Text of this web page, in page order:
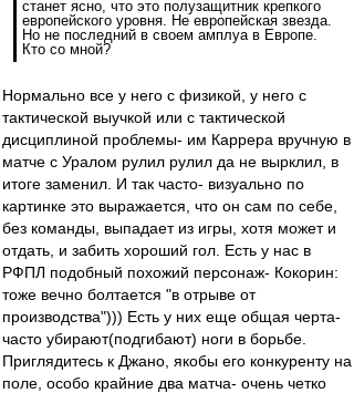
станет ясно, что это полузащитник крепкого
европейского уровня. Не европейская звезда.
Но не последний в своем амплуа в Европе.
Кто со мной?
Нормально все у него с физикой, у него с
тактической выучкой или с тактической
дисциплиной проблемы- им Каррера вручную в
матче с Уралом рулил рулил да не вырклил, в
итоге заменил. И так часто- визуально по
картинке это выражается, что он сам по себе,
без команды, выпадает из игры, хотя может и
отдать, и забить хороший гол. Есть у нас в
РФПЛ подобный похожий персонаж- Кокорин:
тоже вечно болтается "в отрыве от
производства"))) Есть у них еще общая черта-
часто убирают(подгибают) ноги в борьбе.
Приглядитесь к Джано, якобы его конкуренту на
поле, особо крайние два матча- очень четко